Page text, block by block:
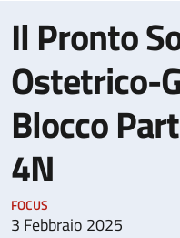
Il Pronto
Ostetrico-
Blocco
4N
FOCUS
3 Febbraio 2025